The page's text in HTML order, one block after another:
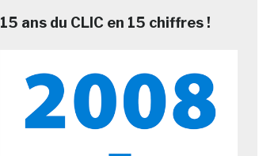
15 ans du CLIC en 15 chiffres !